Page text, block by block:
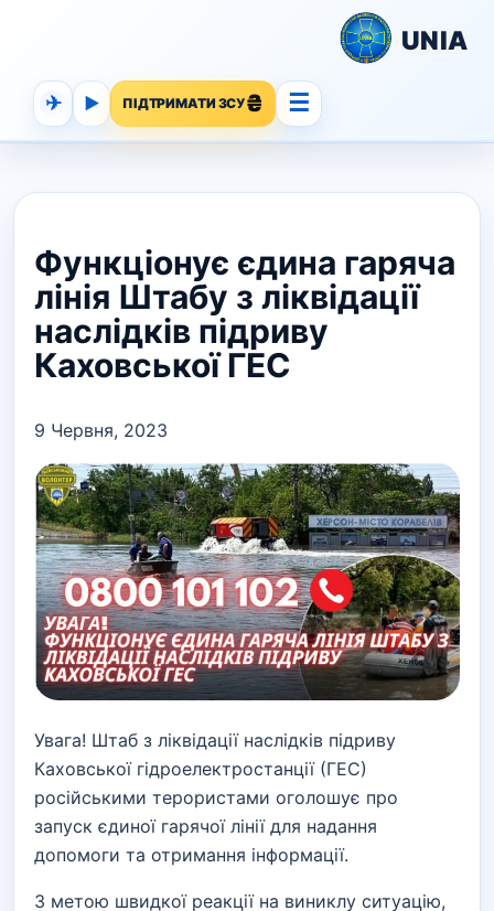
UNIA
✈ ▶ ПІДТРИМАТИ ЗСУ ☰
Функціонує єдина гаряча
лінія Штабу з ліквідації
наслідків підриву
Каховської ГЕС
9 Червня, 2023
Увага! Штаб з ліквідації наслідків підриву
Каховської гідроелектростанції (ГЕС)
російськими терористами оголошує про
запуск єдиної гарячої лінії для надання
допомоги та отримання інформації.
З метою швидкої реакції на виниклу ситуацію,